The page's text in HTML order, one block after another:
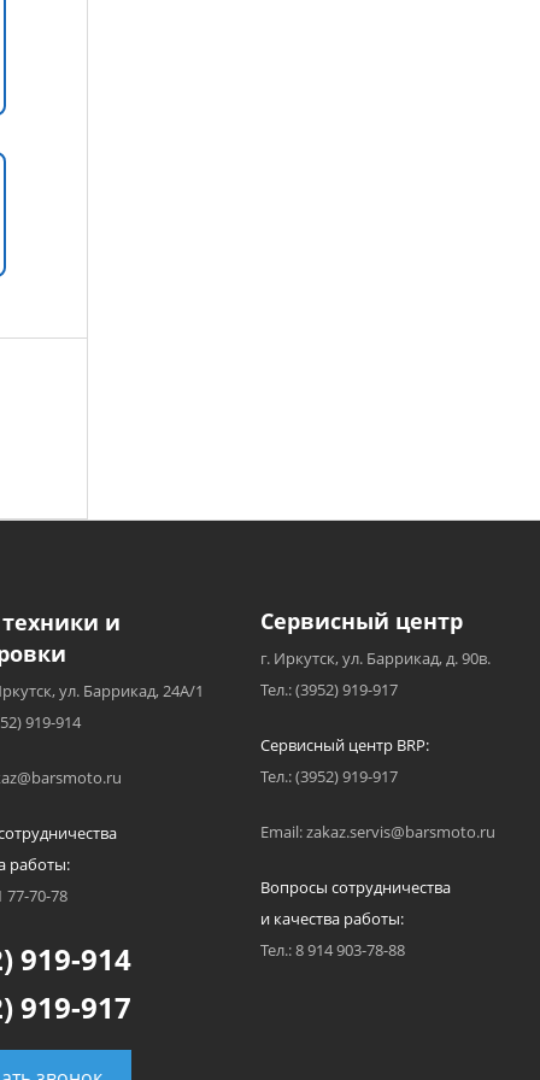
и
ул. Баррикад, 24А/1
919-914
работы:
77-70-78
919-914
919-917
Сервисный центр
г. Иркутск, ул. Баррикад, д. 90в.
Тел.: (3952) 919-917
Сервисный центр BRP:
Тел.: (3952) 919-917
Email: zakaz.servis@barsmoto.ru
Вопросы сотрудничества
и качества работы:
Тел.: 8 914 903-78-88